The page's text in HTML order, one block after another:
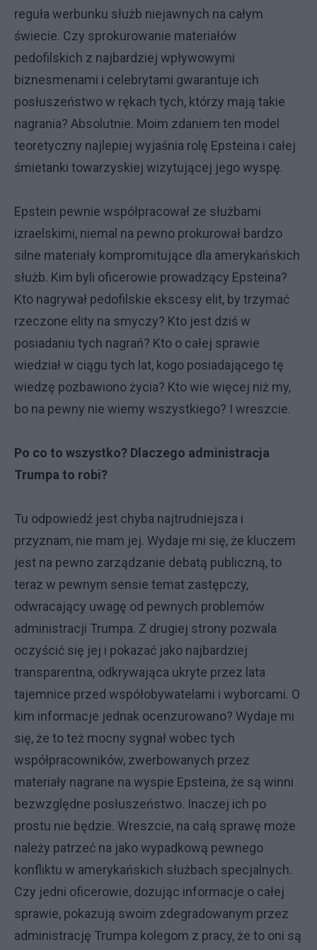
reguła werbunku służb niejawnych na całym
świecie. Czy sprokurowanie materiałów
pedofilskich z najbardziej wpływowymi
biznesmenami i celebrytami gwarantuje ich
posłuszeństwo w rękach tych, którzy mają takie
nagrania? Absolutnie. Moim zdaniem ten model
teoretyczny najlepiej wyjaśnia rolę Epsteina i całej
śmietanki towarzyskiej wizytującej jego wyspę.
Epstein pewnie współpracował ze służbami
izraelskimi, niemal na pewno prokurował bardzo
silne materiały kompromitujące dla amerykańskich
służb. Kim byli oficerowie prowadzący Epsteina?
Kto nagrywał pedofilskie ekscesy elit, by trzymać
rzeczone elity na smyczy? Kto jest dziś w
posiadaniu tych nagrań? Kto o całej sprawie
wiedział w ciągu tych lat, kogo posiadającego tę
wiedzę pozbawiono życia? Kto wie więcej niż my,
bo na pewny nie wiemy wszystkiego? I wreszcie.
Po co to wszystko? Dlaczego administracja
Trumpa to robi?
Tu odpowiedź jest chyba najtrudniejsza i
przyznam, nie mam jej. Wydaje mi się, że kluczem
jest na pewno zarządzanie debatą publiczną, to
teraz w pewnym sensie temat zastępczy,
odwracający uwagę od pewnych problemów
administracji Trumpa. Z drugiej strony pozwala
oczyścić się jej i pokazać jako najbardziej
transparentna, odkrywająca ukryte przez lata
tajemnice przed współobywatelami i wyborcami. O
kim informacje jednak ocenzurowano? Wydaje mi
się, że to też mocny sygnał wobec tych
współpracowników, zwerbowanych przez
materiały nagrane na wyspie Epsteina, że są winni
bezwzględne posłuszeństwo. Inaczej ich po
prostu nie będzie. Wreszcie, na całą sprawę może
należy patrzeć na jako wypadkową pewnego
konfliktu w amerykańskich służbach specjalnych.
Czy jedni oficerowie, dozując informacje o całej
sprawie, pokazują swoim zdegradowanym przez
administrację Trumpa kolegom z pracy, że to oni są